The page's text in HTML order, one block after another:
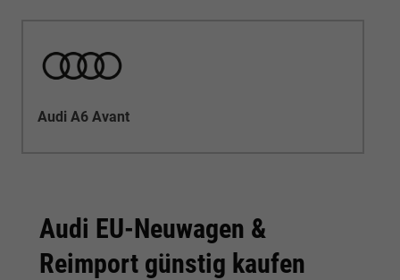
Audi A6 Avant
Audi EU-Neuwagen &
Reimport günstig kaufen